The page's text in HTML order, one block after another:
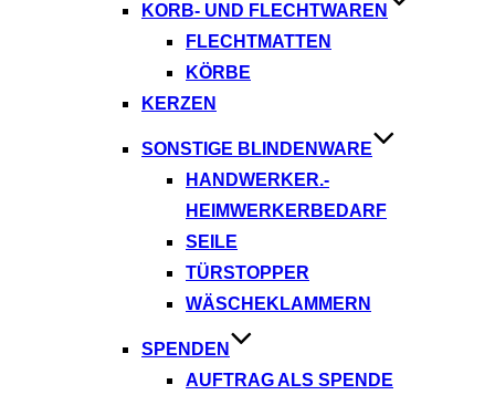
KORB- UND FLECHTWAREN
FLECHTMATTEN
KÖRBE
KERZEN
SONSTIGE BLINDENWARE
HANDWERKER.-
HEIMWERKERBEDARF
SEILE
TÜRSTOPPER
WÄSCHEKLAMMERN
SPENDEN
AUFTRAG ALS SPENDE